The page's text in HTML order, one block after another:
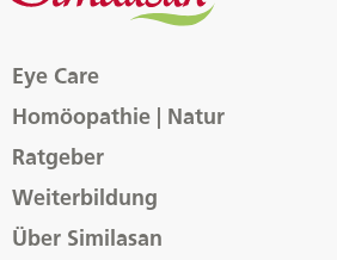
Eye Care
Homöopathie | Natur
Ratgeber
Weiterbildung
Über Similasan